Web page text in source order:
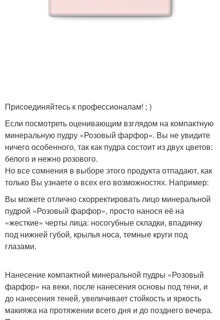
Присоединяйтесь к профессионалам! ; )
Если посмотреть оценивающим взглядом на компактную
минеральную пудру «Розовый фарфор». Вы не увидите
ничего особенного, так как пудра состоит из двух цветов:
белого и нежно розового.
Но все сомнения в выборе этого продукта отпадают, как
только Вы узнаете о всех его возможностях. Например:
Вы можете отлично скорректировать лицо минеральной
пудрой «Розовый фарфор», просто нанося её на
«жесткие» черты лица: носогубные складки, впадинку
под нижней губой, крылья носа, темные круги под
глазами.
Нанесение компактной минеральной пудры «Розовый
фарфор» на веки, после нанесения основы под тени, и
до нанесения теней, увеличивает стойкость и яркость
макияжа на протяжении всего дня и до позднего вечера.